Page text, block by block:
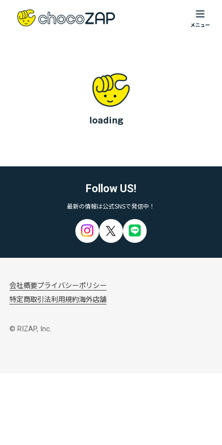
Follow US!
最新の情報は公式SNSで発信中！
会社概要プライバシーポリシー
特定商取引法利用規約海外店舗
© RIZAP, Inc.